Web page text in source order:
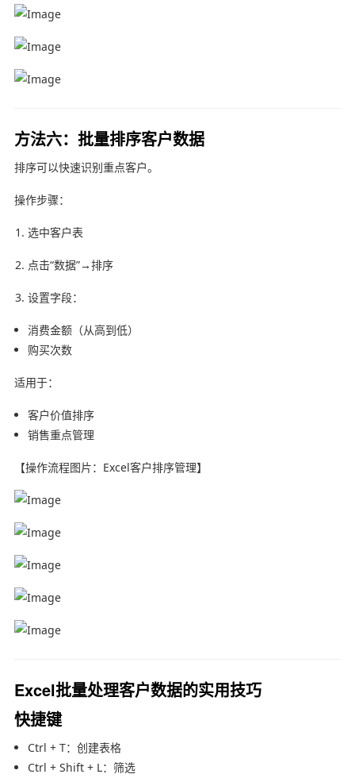
方法六：批量排序客户数据
排序可以快速识别重点客户。
操作步骤：
选中客户表
点击“数据”→排序
设置字段：
消费金额（从高到低）
购买次数
适用于：
客户价值排序
销售重点管理
【操作流程图片：Excel客户排序管理】
Excel批量处理客户数据的实用技巧
快捷键
Ctrl + T：创建表格
Ctrl + Shift + L：筛选